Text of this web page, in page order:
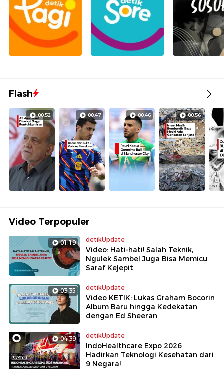
Flash
00:52 00:47 00:46 00:56
Video Terpopuler
01:19 detikUpdate
Video: Hati-hati! Salah Teknik,
Ngulek Sambel Juga Bisa Memicu
Saraf Kejepit
03:35 detikUpdate
Video KETIK: Lukas Graham Bocorin
Album Baru hingga Kedekatan
dengan Ed Sheeran
04:39 detikUpdate
IndoHealthcare Expo 2026
Hadirkan Teknologi Kesehatan dari
9 Negara!